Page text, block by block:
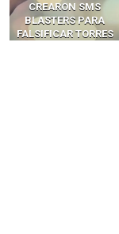
LOS AGENTES DE IA
SE CONVIRTIERON
EN LA SUPERFICIE